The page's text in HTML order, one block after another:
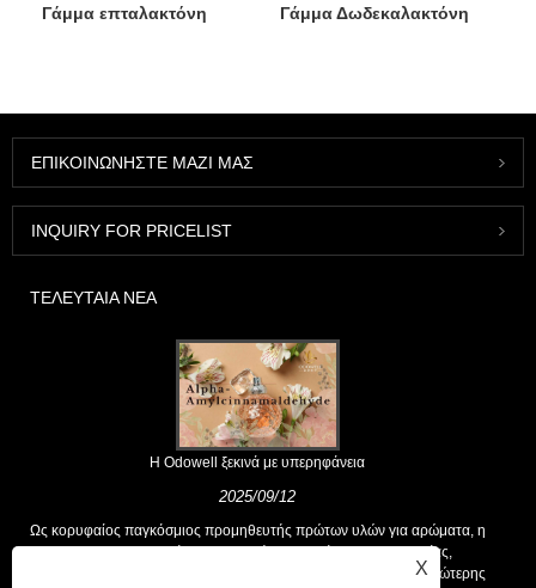
Γάμμα επταλακτόνη Γάμμα Δωδεκαλακτόνη
ΕΠΙΚΟΙΝΩΝΉΣΤΕ ΜΑΖΊ ΜΑΣ
INQUIRY FOR PRICELIST
ΤΕΛΕΥΤΑΊΑ ΝΈΑ
Η Odowell ξεκινά με υπερηφάνεια
2025/09/12
Ως κορυφαίος παγκόσμιος προμηθευτής πρώτων υλών για αρώματα, η
Odowell υποστηρίζει μια βασική φιλοσοφία της "καινοτομίας,
επικεντρωμένης στην ποιότητα", που παρέχει σταθερά λύσεις ανώτερης
X